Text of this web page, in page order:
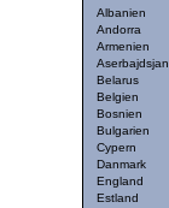
Albanien
Andorra
Armenien
Aserbajdsjan
Belarus
Belgien
Bosnien
Bulgarien
Cypern
Danmark
England
Estland